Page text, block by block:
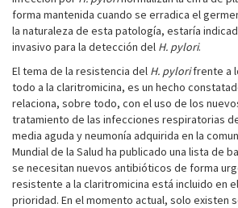
forma mantenida cuando se erradica el
la naturaleza de esta patología, estaría
invasivo para la detección del H. pylori.
El tema de la resistencia del H. pylorifrente a
todo a la claritromicina, es un hecho
relaciona, sobre todo, con el uso de los
tratamiento de las infecciones respiratorias
media aguda y neumonía adquirida en la
Mundial de la Salud ha publicado una lista de
se necesitan nuevos antibióticos de forma
resistente a la claritromicina está incluido en
prioridad. En el momento actual, solo existen